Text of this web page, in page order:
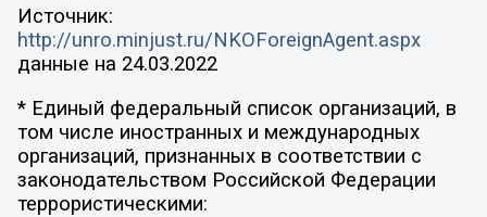
Источник:
http://unro.minjust.ru/NKOForeignAgent.aspx
данные на 24.03.2022
* Единый федеральный список организаций, в
том числе иностранных и международных
организаций, признанных в соответствии с
законодательством Российской Федерации
террористическими: